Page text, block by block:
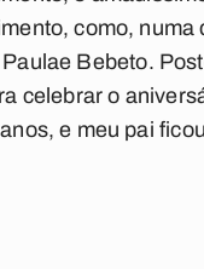
como, numa
Paulae Bebeto.
celebrar o
e meu pai